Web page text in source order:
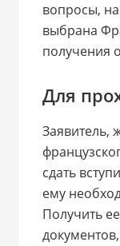
вопросы,
выбрана
получения
Для
Заявитель,
сдать
ему
Получить